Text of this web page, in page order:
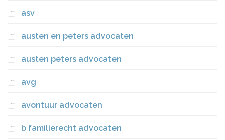
asv
austen en peters advocaten
austen peters advocaten
avg
avontuur advocaten
b familierecht advocaten